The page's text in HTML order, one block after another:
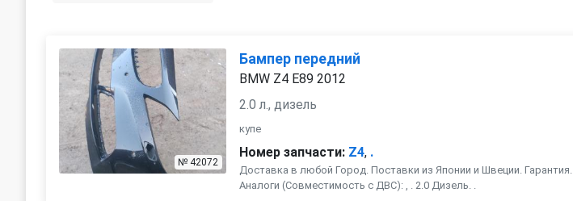
№ 42072
Бампер передний
BMW Z4 E89 2012
2.0 л., дизель
купе
Номер запчасти: Z4, .
Доставка в любой Город. Поставки из Японии и Швеции. Гарантия.
Аналоги (Совместимость с ДВС): , . 2.0 Дизель. .